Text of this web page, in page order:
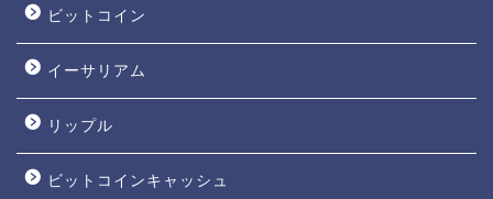
ビットコイン
イーサリアム
リップル
ビットコインキャッシュ